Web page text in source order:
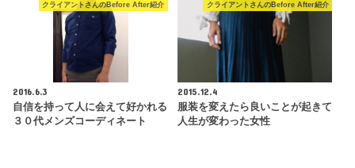
クライアントさんのBefore After紹介
2016.6.3
自信を持って人に会えて好かれる
３０代メンズコーディネート
クライアントさんのBefore After紹介
2015.12.4
服装を変えたら良いことが起きて
人生が変わった女性